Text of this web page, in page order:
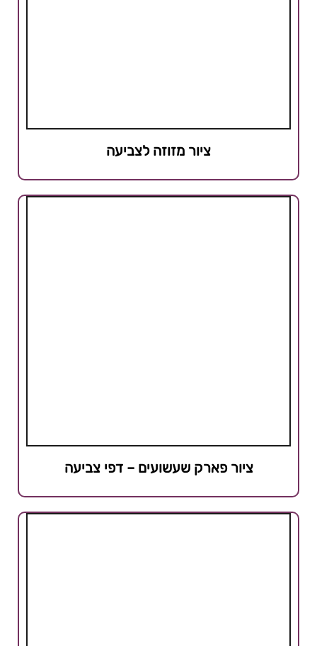
ציור מזוזה לצביעה
ציור פארק שעשועים – דפי צביעה